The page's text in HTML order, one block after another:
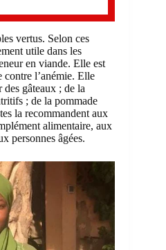
vertus. Selon ces
utile dans les
en viande. Elle est
contre l’anémie. Elle
gâteaux ; de la
; de la pommade
la recommandent aux
alimentaire, aux
personnes âgées.